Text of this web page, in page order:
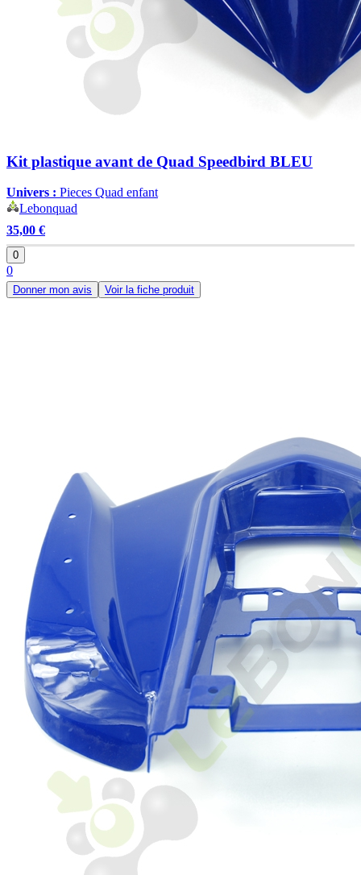
Kit plastique avant de Quad Speedbird BLEU
Univers : Pieces Quad enfant
Lebonquad
35,00 €
0
0
Donner mon avis Voir la fiche produit